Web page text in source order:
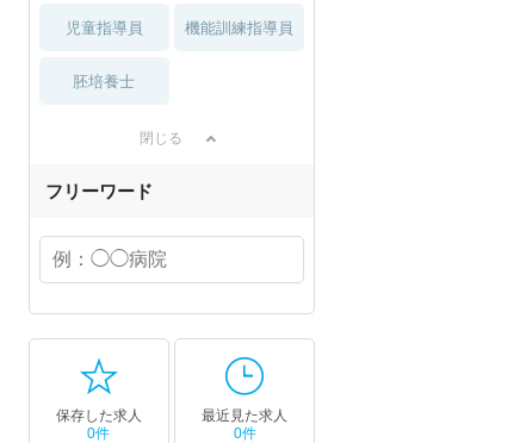
児童指導員 機能訓練指導員
胚培養士
閉じる
フリーワード
保存した求人
0件
最近見た求人
0件